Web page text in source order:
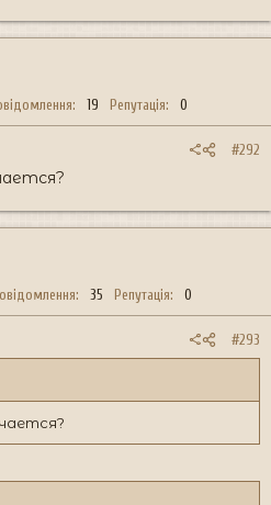
19 Репутація 0
#292
35 Репутація 0
#293